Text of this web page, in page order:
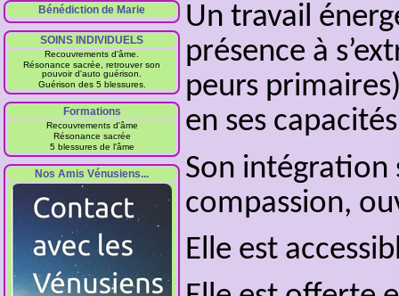
Bénédiction de Marie
SOINS INDIVIDUELS
Recouvrements d'âme.
Résonance sacrée, retrouver son
pouvoir d'auto guérison.
Guérison des 5 blessures.
Formations
Recouvrements d'âme
Résonance sacrée
5 blessures de l'âme
Nos Amis Vénusiens...
Un travail
présence à
peurs
en ses
Son intégration
compassion,
Elle est